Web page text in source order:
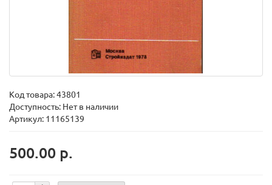
Код товара:43801
Доступность: Нет в наличии
Артикул: 11165139
500.00 р.